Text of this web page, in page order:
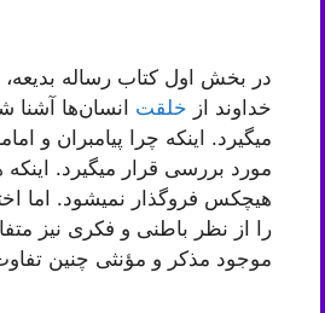
در بخش اول کتاب رساله بدیعه،
خداوند از خلقت انسان‌ها
میگیرد. اینکه چرا پیامبران
مورد بررسی قرار میگیرد.
هیچکس فروگذار نمیشود. اما
را از نظر باطنی و فکری نیز
موجود مذکر و مؤنثی چنین